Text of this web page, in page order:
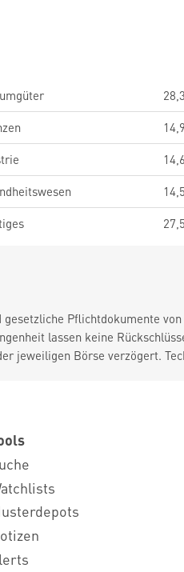
gesetzliche Pflichtdokumente von
lassen keine
jeweiligen Börse verzögert.